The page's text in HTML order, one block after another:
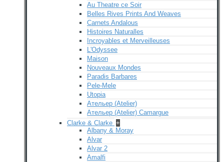
Au Theatre ce Soir
Belles Rives Prints And Weaves
Carnets Andalous
Histoires Naturalles
Incroyables et Merveilleuses
L'Odyssee
Maison
Nouveaux Mondes
Paradis Barbares
Pele-Mele
Utopia
Ательер (Atelier)
Ательер (Atelier) Camargue
Clarke & Clarke +
Albany & Moray
Alvar
Alvar 2
Amalfi